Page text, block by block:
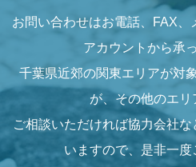
お問い合わせはお電話、FAX
アカウントから承
千葉県近郊の関東エリアが対
が、その他のエリ
ご相談いただければ協力会社
いますので、是非一度